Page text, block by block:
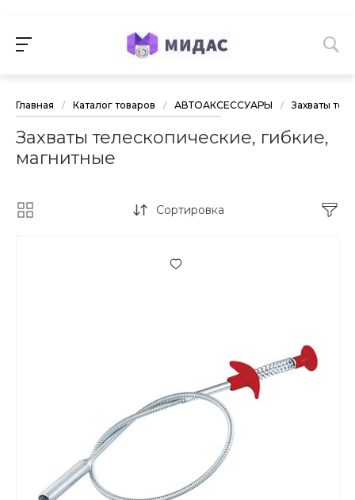
Главная / Каталог товаров / АВТОАКСЕССУАРЫ / Захваты
Захваты телескопические, гибкие,
магнитные
Сортировка